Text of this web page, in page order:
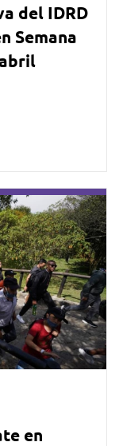
del IDRD
Semana
en